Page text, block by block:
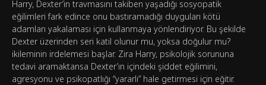
Harry, Dexter’in travmasını takiben yaşadığı sosyopatik
eğilimleri fark edince onu bastıramadığı duyguları kötü
adamları yakalaması için kullanmaya yönlendiriyor. Bu şekilde
Dexter üzerinden seri katil olunur mu, yoksa doğulur mu?
ikileminin irdelemesi başlar. Zira Harry, psikolojik sorununa
tedavi aramaktansa Dexter’ın içindeki şiddet eğilimini,
agresyonu ve psikopatlığı “yararlı” hale getirmesi için eğitir.